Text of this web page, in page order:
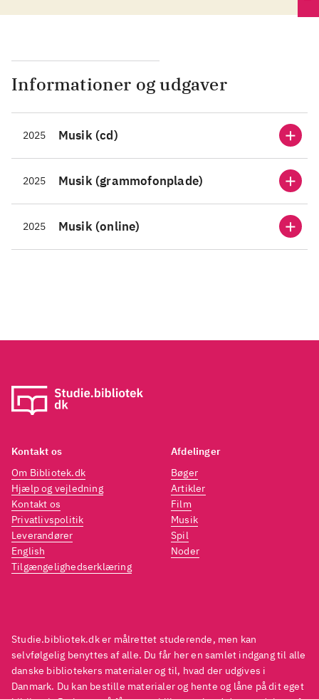
kæmpe musikalsk overskud og
kan overgive sig til".
Informationer og udgaver
2025 Musik (cd)
2025 Musik (grammofonplade)
2025 Musik (online)
Studie.bibliotek.dk er målrettet studerende, men kan
selvfølgelig benyttes af alle. Du får her en samlet indgang til alle
danske bibliotekers materialer og til, hvad der udgives i
Danmark. Du kan bestille materialer og hente og låne på dit eget
Kontakt os
Om Bibliotek.dk
Hjælp og vejledning
Kontakt os
Privatlivspolitik
Leverandører
English
Tilgængelighedserklæring
Afdelinger
Bøger
Artikler
Film
Musik
Spil
Noder